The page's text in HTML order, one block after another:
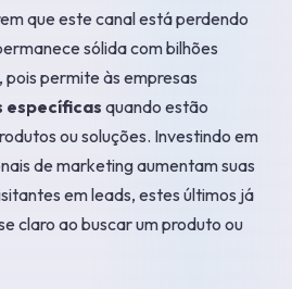
que este canal está perdendo
sólida com bilhões
permite às empresas
específicasquando estão
ou soluções. Investindo em
de marketing aumentam suas
em leads, estes últimos já
claro ao buscar um produto ou